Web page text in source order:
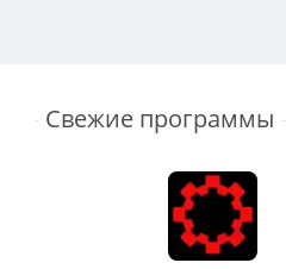
Свежие программы